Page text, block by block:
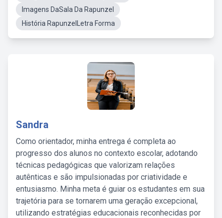
Imagens DaSala Da Rapunzel
História RapunzelLetra Forma
Sandra
Como orientador, minha entrega é completa ao
progresso dos alunos no contexto escolar, adotando
técnicas pedagógicas que valorizam relações
autênticas e são impulsionadas por criatividade e
entusiasmo. Minha meta é guiar os estudantes em sua
trajetória para se tornarem uma geração excepcional,
utilizando estratégias educacionais reconhecidas por